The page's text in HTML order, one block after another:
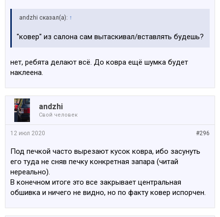
аndzhi сказал(а): ↑
"ковер" из салона сам вытаскивал/вставлять будешь?
нет, ребята делают всё. До ковра ещё шумка будет
наклеена.
аndzhi
Свой человек
#296
12 июл 2020
Под печкой часто вырезают кусок ковра, ибо засунуть
его туда не сняв печку конкретная запара (читай
нереально).
В конечном итоге это все закрывает центральная
обшивка и ничего не видно, но по факту ковер испорчен.